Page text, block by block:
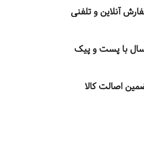
آنلاین و تلفنی
با پست و پیک
اصالت کالا